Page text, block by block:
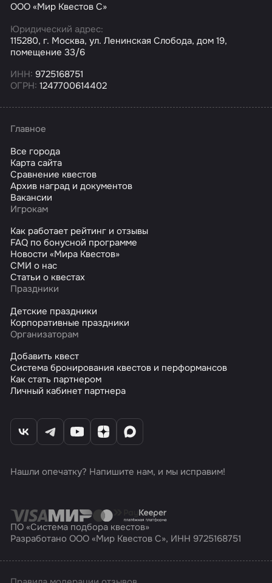
ООО «Мир Квестов С»
Юридический адрес:
115280, г. Москва, ул. Ленинская Слобода, дом 19,
помещение 33/6
ИНН: 9725168751
ОГРН: 1247700614402
Главное
Все города
Карта сайта
Сравнение квестов
Архив наград и документов
Вакансии
Игрокам
Как работает рейтинг и отзывы
FAQ по бонусной программе
Новости «Мира Квестов»
СМИ о нас
Статьи о квестах
Праздники
Детские праздники
Корпоративные праздники
Организаторам
Добавить квест
Система бронирования квестов и перформансов
Как стать партнером
Личный кабинет партнера
Нашли опечатку? Напишите нам, и мы исправим!
ПО «Система подбора квестов»
Разработано ООО «Мир Квестов С», ИНН 9725168751